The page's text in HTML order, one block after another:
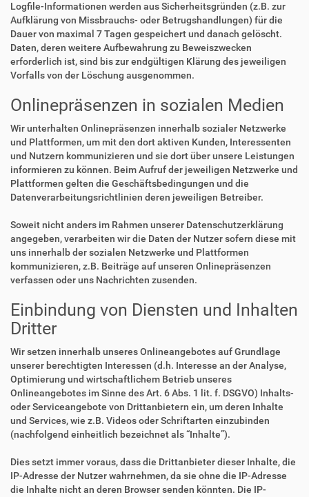
Logfile-Informationen werden aus Sicherheitsgründen (z.B. zur
Aufklärung von Missbrauchs- oder Betrugshandlungen) für die
Dauer von maximal 7 Tagen gespeichert und danach gelöscht.
Daten, deren weitere Aufbewahrung zu Beweiszwecken
erforderlich ist, sind bis zur endgültigen Klärung des jeweiligen
Vorfalls von der Löschung ausgenommen.
Onlinepräsenzen in sozialen Medien
Wir unterhalten Onlinepräsenzen innerhalb sozialer Netzwerke
und Plattformen, um mit den dort aktiven Kunden, Interessenten
und Nutzern kommunizieren und sie dort über unsere Leistungen
informieren zu können. Beim Aufruf der jeweiligen Netzwerke und
Plattformen gelten die Geschäftsbedingungen und die
Datenverarbeitungsrichtlinien deren jeweiligen Betreiber.
Soweit nicht anders im Rahmen unserer Datenschutzerklärung
angegeben, verarbeiten wir die Daten der Nutzer sofern diese mit
uns innerhalb der sozialen Netzwerke und Plattformen
kommunizieren, z.B. Beiträge auf unseren Onlinepräsenzen
verfassen oder uns Nachrichten zusenden.
Einbindung von Diensten und Inhalten
Dritter
Wir setzen innerhalb unseres Onlineangebotes auf Grundlage
unserer berechtigten Interessen (d.h. Interesse an der Analyse,
Optimierung und wirtschaftlichem Betrieb unseres
Onlineangebotes im Sinne des Art. 6 Abs. 1 lit. f. DSGVO) Inhalts-
oder Serviceangebote von Drittanbietern ein, um deren Inhalte
und Services, wie z.B. Videos oder Schriftarten einzubinden
(nachfolgend einheitlich bezeichnet als “Inhalte”).
Dies setzt immer voraus, dass die Drittanbieter dieser Inhalte, die
IP-Adresse der Nutzer wahrnehmen, da sie ohne die IP-Adresse
die Inhalte nicht an deren Browser senden könnten. Die IP-